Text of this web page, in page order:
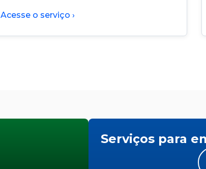
Acesse o serviço ›
Serviços para